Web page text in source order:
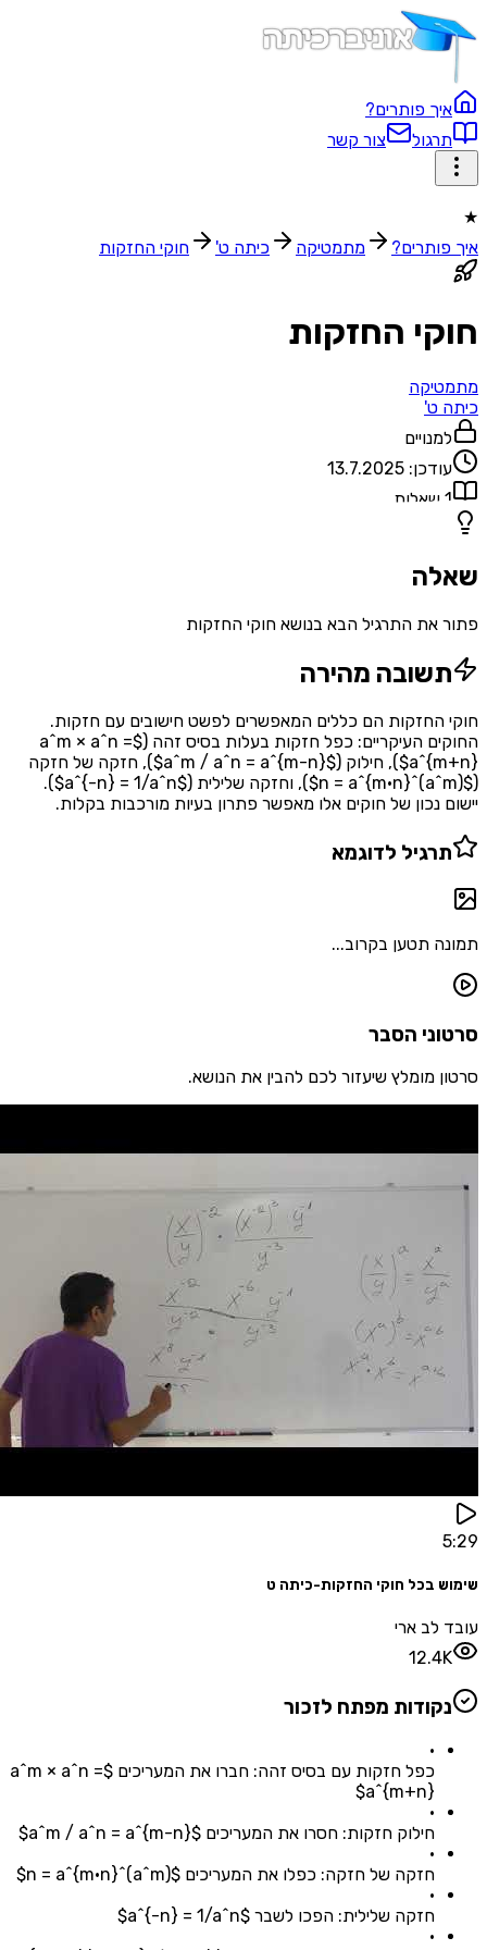
פותרים?
צור קשר
מתמטיקה כיתה ט' חוקי החזקות
החזקות
ט'
13.7.2025
שאלות
את התרגיל הבא בנושא חוקי החזקות
מהירה
החזקות הם כללים המאפשרים לפשט חישובים עם חזקות.
החוקים העיקריים: כפל חזקות בעלות בסיס זהה ($a^m × a^n =
a^{m+n}$), חילוק ($a^m / a^n = a^{m-n}$), חזקה של חזקה
($(a^m)^n = a^{m·n}$), וחזקה שלילית ($a^{-n} = 1/a^n$).
נכון של חוקים אלו מאפשר פתרון בעיות מורכבות בקלות.
לדוגמא
תטען בקרוב...
הסבר
מומלץ שיעזור לכם להבין את הנושא.
בכל חוקי החזקות-כיתה ט
ארי
מפתח לזכור
כפל חזקות עם בסיס זהה: חברו את המעריכים $a^m × a^n =
a^{m+n}$
חילוק חזקות: חסרו את המעריכים $a^m / a^n = a^{m-n}$
חזקה של חזקה: כפלו את המעריכים $(a^m)^n = a^{m·n}$
חזקה שלילית: הפכו לשבר $a^{-n} = 1/a^n$